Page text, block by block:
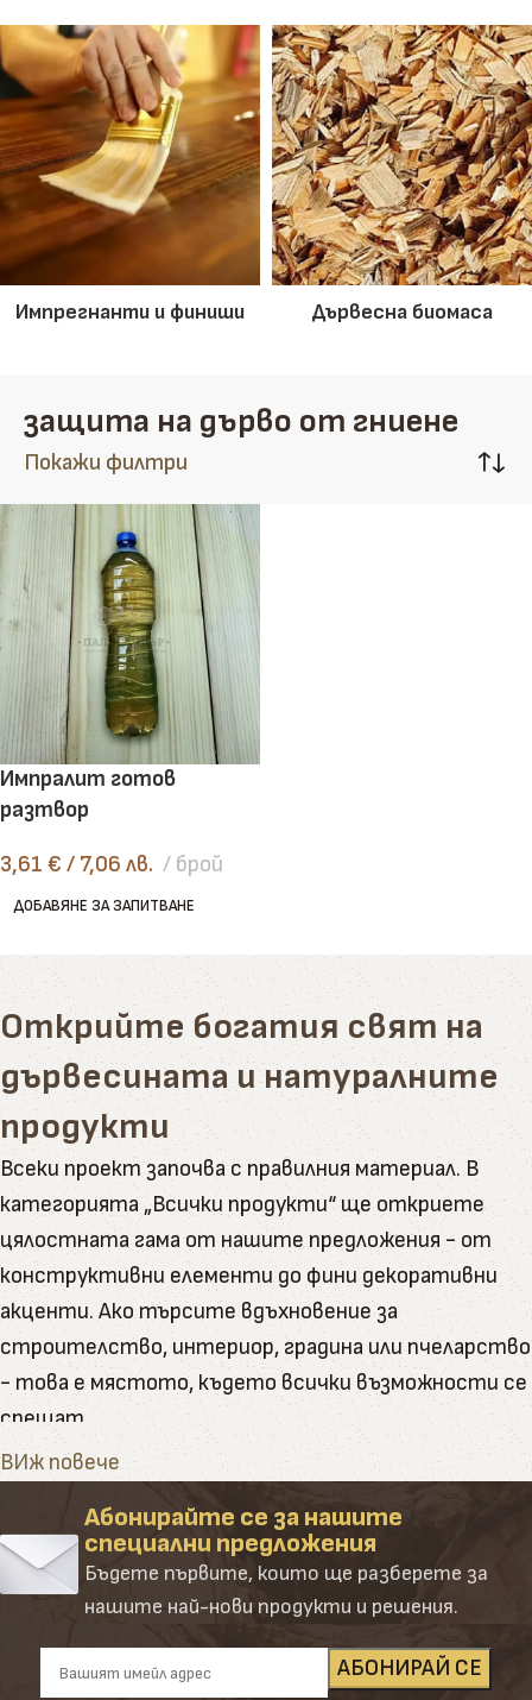
Импрегнанти и финиши Дървесна биомаса
защита на дърво от гниене
Покажи филтри
Импралит готов
разтвор
3,61 € / 7,06 лв. брой
ДОБАВЯНЕ ЗА ЗАПИТВАНЕ
Открийте богатия свят на
дървесината и натуралните
продукти
Всеки проект започва с правилния материал. В
категорията „Всички продукти“ ще откриете
цялостната гама от нашите предложения - от
конструктивни елементи до фини декоративни
акценти. Ако търсите вдъхновение за
строителство, интериор, градина или пчеларство
- това е мястото, където всички възможности се
срещат.
Тук ще намерите пълната гама от артикули и
натурални продукти, които Палисандър предлага
Категорията обединява в себе си всички наши
основни направления – от сурови и обработени
дървени материали до завършени продукти и
аксесоари. Създадена е така, че да ориентира
клиента лесно и удобно сред десетките
ВИж повече
Абонирайте се за нашите
специални предложения
Бъдете първите, които ще разберете за
нашите най-нови продукти и решения.